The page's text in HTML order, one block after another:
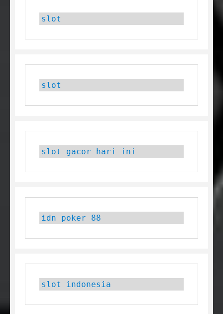
slot
slot
slot gacor hari ini
idn poker 88
slot indonesia